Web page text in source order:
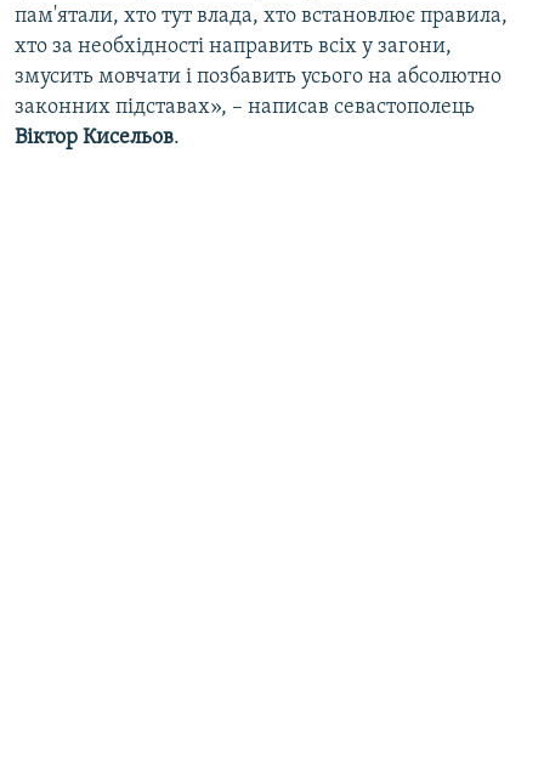
пам'ятали, хто тут влада, хто встановлює правила,
хто за необхідності направить всіх у загони,
змусить мовчати і позбавить усього на абсолютно
законних підставах», – написав севастополець
Віктор Кисельов.